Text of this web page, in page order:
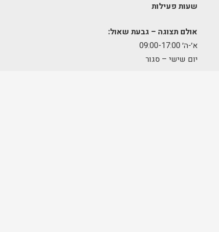
שעות פעילות
אולם תצוגה – גבעת שאול:
א׳-ה׳ 09:00-17:00
יום שישי – סגור